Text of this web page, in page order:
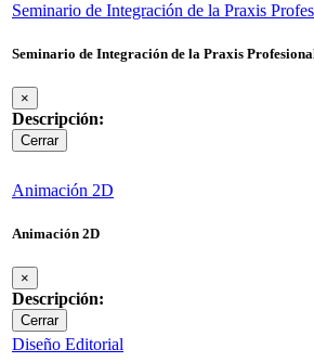
Seminario de Integración de la Praxis
Seminario de Integración de la Praxis
×
Descripción:
Cerrar
Animación 2D
Animación 2D
×
Descripción:
Cerrar
Diseño Editorial